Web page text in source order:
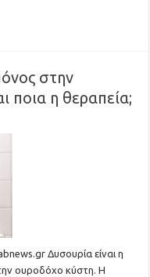
στην
ποια η θεραπεία;
Δυσουρία είναι η
ουροδόχο κύστη. Η